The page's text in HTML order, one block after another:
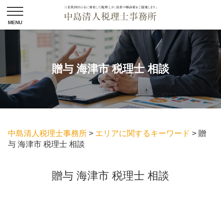
贈与 海津市 税理士 相談
中島清人税理士事務所 > エリアに関するキーワード > 贈
与 海津市 税理士 相談
贈与 海津市 税理士 相談